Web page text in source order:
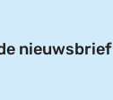
nieuwsbrief